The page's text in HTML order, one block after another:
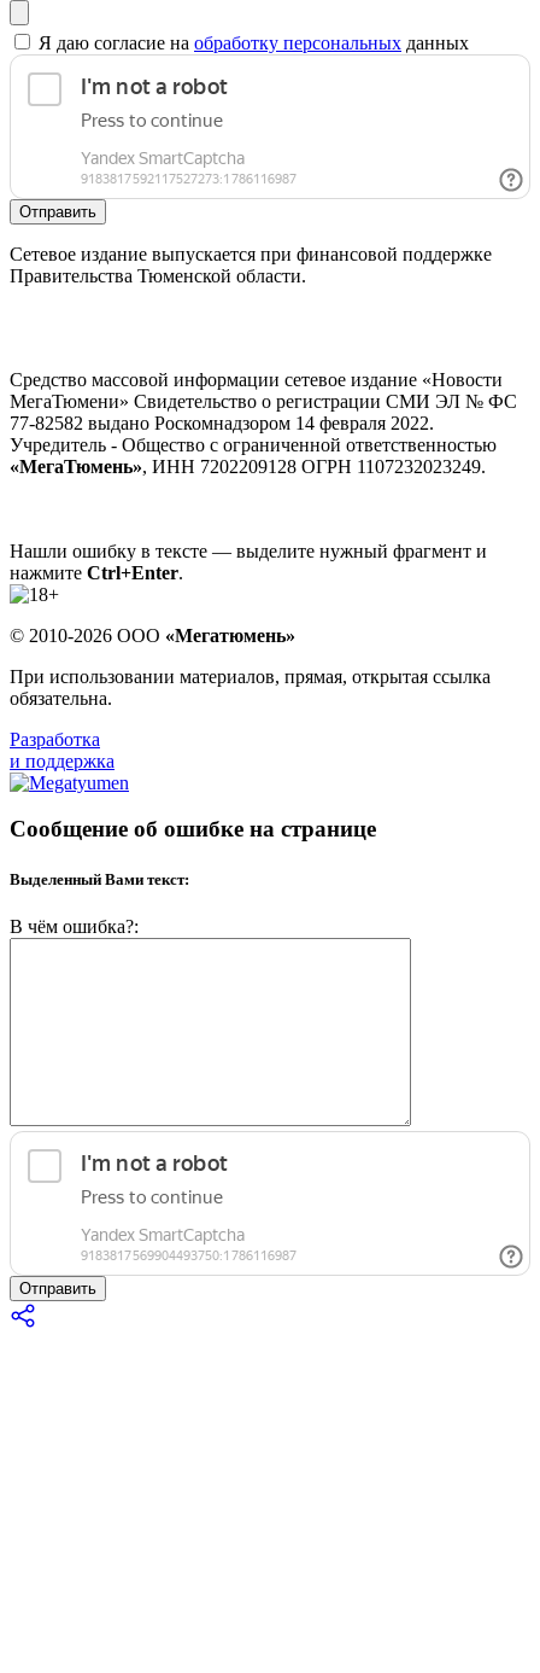
Я даю согласие на обработку персональных данных
Отправить
Сетевое издание выпускается при финансовой поддержке
Правительства Тюменской области.
Средство массовой информации сетевое издание «Новости
МегаТюмени» Свидетельство о регистрации СМИ ЭЛ № ФС
77-82582 выдано Роскомнадзором 14 февраля 2022.
Учредитель - Общество с ограниченной ответственностью
«МегаТюмень», ИНН 7202209128 ОГРН 1107232023249.
Нашли ошибку в тексте — выделите нужный фрагмент и
нажмите Ctrl+Enter.
© 2010-2026 ООО «Мегатюмень»
При использовании материалов, прямая, открытая ссылка
обязательна.
Разработка
и поддержка
Сообщение об ошибке на странице
Выделенный Вами текст:
В чём ошибка?:
Отправить